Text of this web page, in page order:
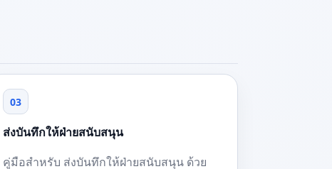
03
ส่งบันทึกให้ฝ่ายสนับสนุน
คู่มือสำหรับ ส่งบันทึกให้ฝ่ายสนับสนุน ด้วย